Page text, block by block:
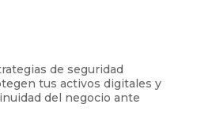
de seguridad
tus activos digitales y
del negocio ante